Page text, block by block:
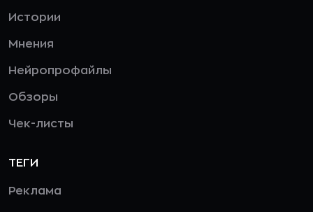
Истории
Мнения
Нейропрофайлы
Обзоры
Чек-листы
ТЕГИ
Реклама